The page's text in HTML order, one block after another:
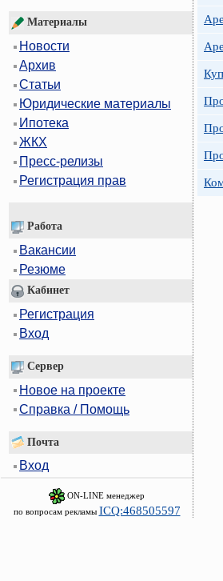
Материалы
Новости
Архив
Статьи
Юридические материалы
Ипотека
ЖКХ
Пресс-релизы
Регистрация прав
Работа
Вакансии
Резюме
Кабинет
Регистрация
Вход
Сервер
Новое на проекте
Справка / Помощь
Почта
Вход
ON-LINE менеджер
по вопросам рекламы ICQ:468505597